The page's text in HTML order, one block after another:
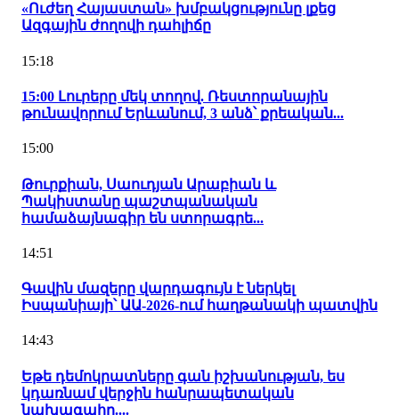
«Ուժեղ Հայաստան» խմբակցությունը լքեց
Ազգային ժողովի դահլիճը
15:18
15:00 Լուրերը մեկ տողով. Ռեստորանային
թունավորում Երևանում, 3 անձ՝ քրեական...
15:00
Թուրքիան, Սաուդյան Արաբիան և
Պակիստանը պաշտպանական
համաձայնագիր են ստորագրե...
14:51
Գավին մազերը վարդագույն է ներկել
Իսպանիայի՝ ԱԱ-2026-ում հաղթանակի պատվին
14:43
Եթե դեմոկրատները գան իշխանության, ես
կդառնամ վերջին հանրապետական
նախագահը....